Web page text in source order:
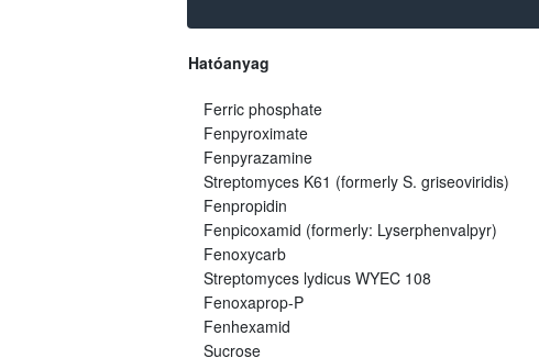
Hatóanyag
Ferric phosphate
Fenpyroximate
Fenpyrazamine
Streptomyces K61 (formerly S. griseoviridis)
Fenpropidin
Fenpicoxamid (formerly: Lyserphenvalpyr)
Fenoxycarb
Streptomyces lydicus WYEC 108
Fenoxaprop-P
Fenhexamid
Sucrose